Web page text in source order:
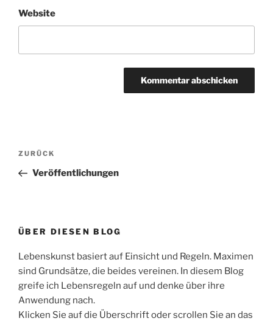
Website
Beitragsnavigation
Vorheriger
Beitrag
ZURÜCK
Veröffentlichungen
ÜBER DIESEN BLOG
Lebenskunst basiert auf Einsicht und Regeln. Maximen
sind Grundsätze, die beides vereinen. In diesem Blog
greife ich Lebensregeln auf und denke über ihre
Anwendung nach.
Klicken Sie auf die Überschrift oder scrollen Sie an das